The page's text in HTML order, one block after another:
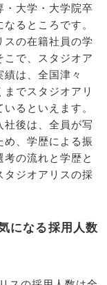
・大学・大学院卒
るところです。
スの在籍社員の学
で、スタジオア
は、全国津々
でスタジオアリ
るといえます。
後は、全員が写
、学歴による振
の流れと学歴と
タジオアリスの採
になる採用人数